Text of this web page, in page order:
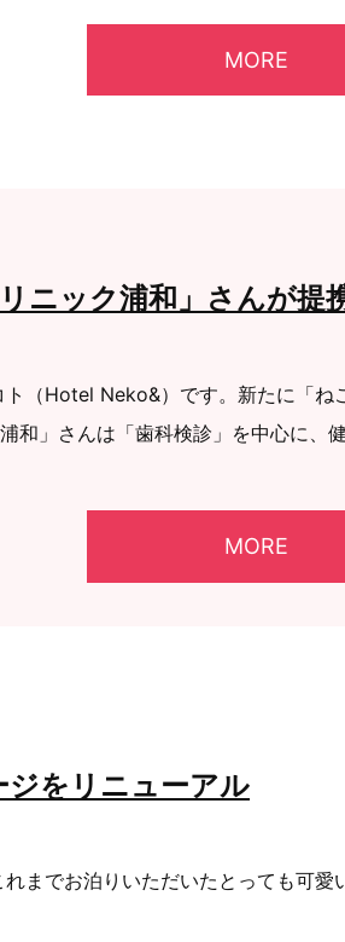
MORE
ニック浦和」さんが提
（Hotel Neko&）です。新たに「
和」さんは「歯科検診」を中心に、
MORE
ジをリニューアル
までお泊りいただいたとっても可